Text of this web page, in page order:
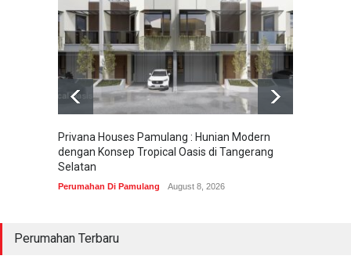
Privana Houses Pamulang : Hunian Modern
dengan Konsep Tropical Oasis di Tangerang
Selatan
Perumahan Di Pamulang August 8, 2026
Perumahan Terbaru